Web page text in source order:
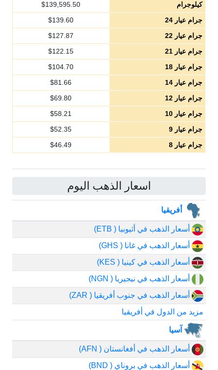
كيلوجرام
$139,595.50
جرام عيار 24
$139.60
جرام عيار 22
$127.87
جرام عيار 21
$122.15
جرام عيار 18
$104.70
جرام عيار 14
$81.66
جرام عيار 12
$69.80
جرام عيار 10
$58.21
جرام عيار 9
$52.35
جرام عيار 8
$46.49
اسعار الذهب اليوم
أفريقيا
أسعار الذهب في أثيوبيا ( ETB)
أسعار الذهب في غانا ( GHS)
أسعار الذهب في كينيا ( KES)
أسعار الذهب في نيجيريا ( NGN)
أسعار الذهب في جنوب أفريقيا ( ZAR)
مزيد من الدول في أفريقيا
آسيا
أسعار الذهب في أفغانستان ( AFN)
أسعار الذهب في بروناي ( BND)